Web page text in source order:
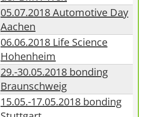
05.07.2018 Automotive Day
Aachen
06.06.2018 Life Science
Hohenheim
29.-30.05.2018 bonding
Braunschweig
15.05.-17.05.2018 bonding